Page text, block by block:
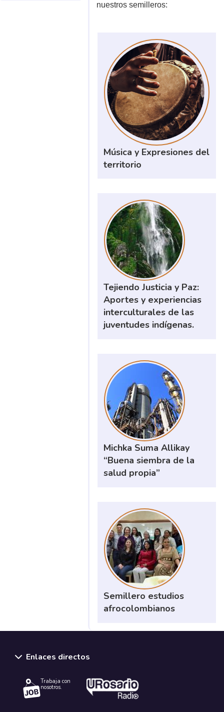
nuestros semilleros:
Música y Expresiones del
territorio
Tejiendo Justicia y Paz:
Aportes y experiencias
interculturales de las
juventudes indígenas.
Michka Suma Allikay
“Buena siembra de la
salud propia”
Semillero estudios
afrocolombianos
Enlaces directos
Trabaja con
nosotros.